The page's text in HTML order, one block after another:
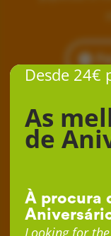
Desde 24€
As
de
À procura